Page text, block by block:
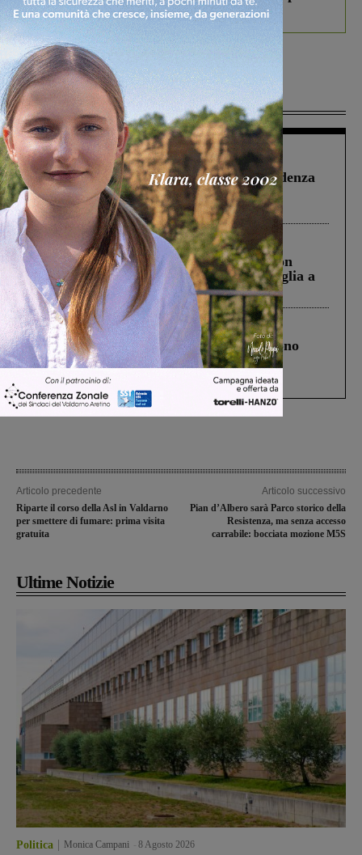
debutta il podcast Estrair
Più lette
Figline Incisa Valdarno 1 Agosto 2026
Piscina di Figline finanziata oltre la scadenza
Pnrr, il gruppo di Fratelli d’Italia: “Un
ringraziamento al Governo”
Cronaca 3 Agosto 2026
Scomparso da una struttura di Castiglion
Fiorentino l’uomo che aveva ucciso la figlia a
Levane nel 2020
Cronaca 4 Agosto 2026
Un anno fa la strage in A1 in cui morirono
Gianni, Giulia e Franco. Lo schianto, il
processo, lo stop ai sorpassi fra tir....
Articolo precedente
Riparte il corso della Asl in Valdarno
per smettere di fumare: prima visita
gratuita
Articolo successivo
Pian d’Albero sarà Parco storico della
Resistenza, ma senza accesso
carrabile: bocciata mozione M5S
Ultime Notizie
Politica Monica Campani 8 Agosto 2026